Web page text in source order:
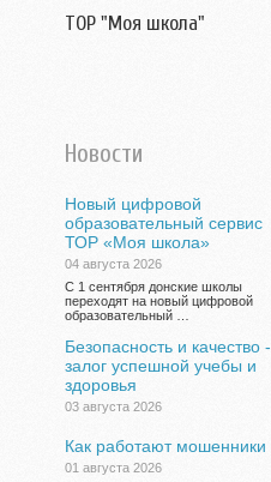
ТОР "Моя школа"
Новости
Новый цифровой
образовательный сервис
ТОР «Моя школа»
04 августа 2026
С 1 сентября донские школы
переходят на новый цифровой
образовательный …
Безопасность и качество -
залог успешной учебы и
здоровья
03 августа 2026
Как работают мошенники
01 августа 2026